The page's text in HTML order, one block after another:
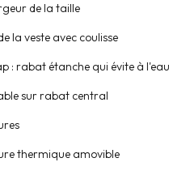
de la taille
la veste avec coulisse
: rabat étanche qui évite à
sur rabat central
thermique amovible